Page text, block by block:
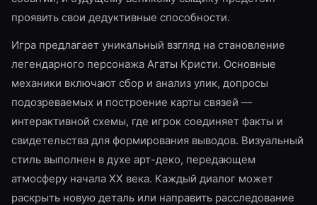
проявить свои дедуктивные способности.
Игра предлагает уникальный взгляд на становление
легендарного персонажа Агаты Кристи. Основные
механики включают сбор и анализ улик, допросы
подозреваемых и построение карты связей —
интерактивной схемы, где игрок соединяет факты и
свидетельства для формирования выводов. Визуальный
стиль выполнен в духе арт-деко, передающем
атмосферу начала XX века. Каждый диалог может
раскрыть новую деталь или направить расследование